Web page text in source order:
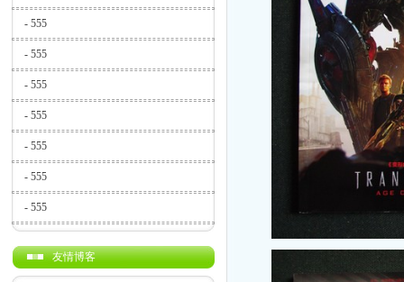
- 555
- 555
- 555
- 555
- 555
- 555
- 555
友情博客